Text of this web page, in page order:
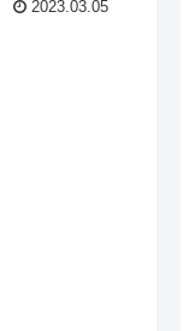
2023.03.05